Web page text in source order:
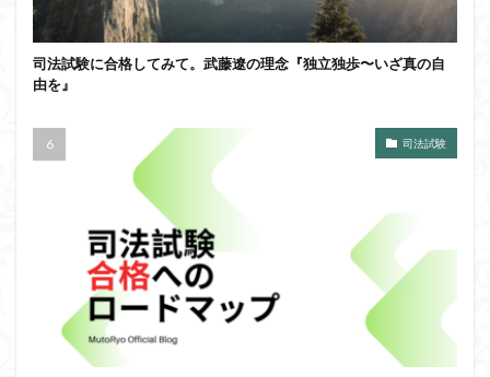
司法試験に合格してみて。武藤遼の理念『独立独歩〜いざ真の自
由を』
司法試験